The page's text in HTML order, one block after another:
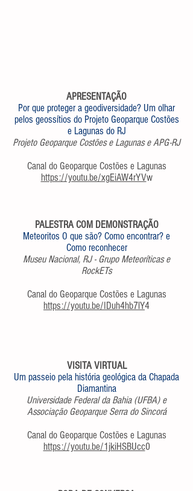
APRESENTAÇÃO
Por que proteger a geodiversidade? Um olhar
pelos geossítios do Projeto Geoparque Costões
e Lagunas do RJ
Projeto Geoparque Costões e Lagunas e APG-RJ
Canal do Geoparque Costões e Lagunas
https://youtu.be/xgEiAW4rYVw
PALESTRA COM DEMONSTRAÇÃO
Meteoritos O que são? Como encontrar? e
Como reconhecer
Museu Nacional, RJ - Grupo Meteoríticas e
RockETs
Canal do Geoparque Costões e Lagunas
https://youtu.be/IDuh4hb7lY4
VISITA VIRTUAL
Um passeio pela história geológica da Chapada
Diamantina
Universidade Federal da Bahia (UFBA) e
Associação Geoparque Serra do Sincorá
Canal do Geoparque Costões e Lagunas
https://youtu.be/1jkiHSBUcc0